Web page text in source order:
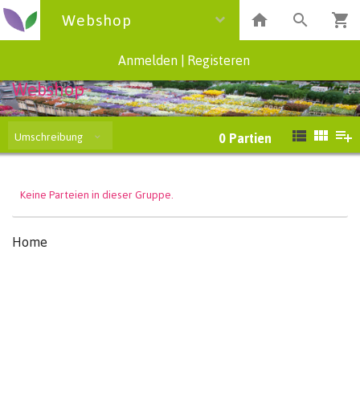
Webshop
Anmelden Registeren
Webshop
Umschreibung 0 Partien
Keine Parteien in dieser Gruppe.
Home